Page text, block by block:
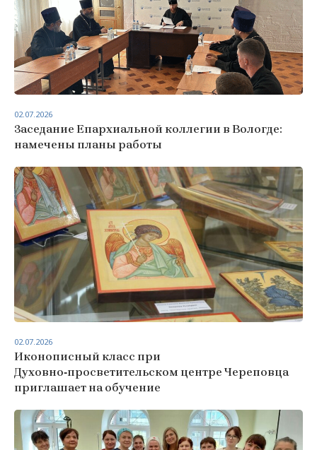
Заседание Епархиальной коллегии в Вологде:
намечены планы работы
02.07.2026
Иконописный класс при
Духовно‑просветительском центре Череповца
приглашает на обучение
02.07.2026